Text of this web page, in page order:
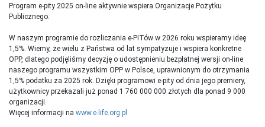
Program e-pity 2025 on-line aktywnie wspiera Organizacje Pożytku
Publicznego.
W naszym programie do rozliczania e-PITów w 2026 roku wspieramy ideę
1,5%. Wiemy, że wielu z Państwa od lat sympatyzuje i wspiera konkretne
OPP, dlatego podjęliśmy decyzję o udostępnieniu bezpłatnej wersji on-line
naszego programu wszystkim OPP w Polsce, uprawnionym do otrzymania
1,5% podatku za 2025 rok. Dzięki programowi e-pity od dnia jego premiery,
użytkownicy przekazali już ponad 1 760 000 000 złotych dla ponad 9 000
organizacji.
Więcej informacji na www.e-life.org.pl